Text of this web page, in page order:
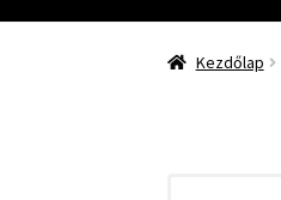
Kezdőlap